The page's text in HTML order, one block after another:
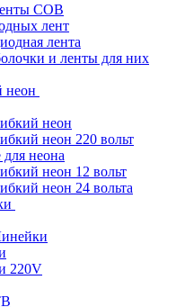
COB
лент
лента
и ленты для них
неон
неон
неон 220 вольт
неона
неон 12 вольт
неон 24 вольта
220V